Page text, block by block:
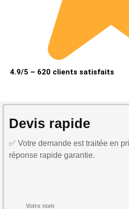
4.9/5 – 620 clients satisfaits
Devis rapide
✅ Votre demande est traitée en
réponse rapide garantie.
Votre nom